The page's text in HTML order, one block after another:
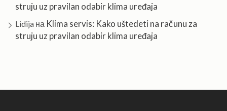
struju uz pravilan odabir klima uređaja
Lidija на Klima servis: Kako uštedeti na računu za
struju uz pravilan odabir klima uređaja